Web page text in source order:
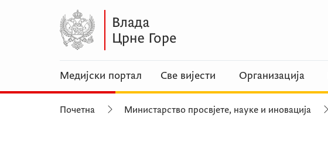
Медијски портал Све вијести Организација
Почетна Министарство просвјете, науке и иновација